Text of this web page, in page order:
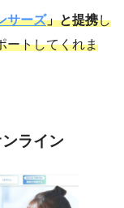
サーズ」と提携し
ートしてくれま
ライン